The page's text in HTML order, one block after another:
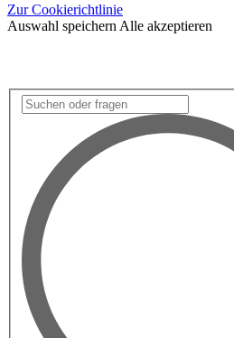
Zur Cookierichtlinie
Auswahl speichern Alle akzeptieren